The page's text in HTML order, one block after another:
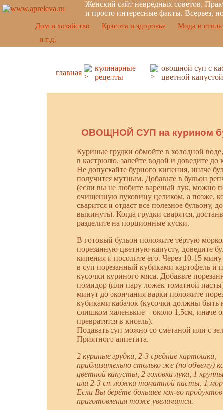
Женский сайт невредных советов.
и просто интересные факты. Всерьез,
Дом и хозяйство Красота и здоровье
Мода и стиль
и т.д.
главная
кулинарные
рецепты
овощной суп с
цветной капустой
ОВОЩНОЙ СУП на курином
Куриные грудки обмойте в холодной
в кастрюлю, залейте водой и доведите до
Не допускайте бурного кипения, иначе
получится мутным. Добавьте в бульон
(если вы не любите вареный лук, можно
очищенную луковицу целиком, а позже,
сварится и отдаст все полезное бульону,
выкинуть). Когда грудки сварятся,
разделите на порционные куски.
В готовый бульон положите тёртую
порезанную цветную капусту, доведите
кипения и посолите его. Через 10-15
в суп порезанный кубиками картофель и
кусочки куриного мяса. Добавьте
помидор (или пару ложек томатной
минут до окончания варки положите
кубиками кабачок (кусочки должны быть
слишком маленькие – около 1,5см, иначе
превратятся в кисель).
Подавать суп можно со сметаной или с
Приятного аппетита.
2 куриные грудки, 2-3 средние картошки,
приблизительно столько же (по объему)
цветной капусты, 2 головки лука, 1
или 2-3 ст ложки томатной пасты, 1
Если Вы берёте большее кол-во
приготовления тоже увеличится.